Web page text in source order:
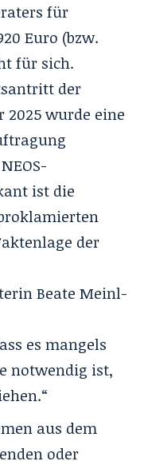
für
Euro (bzw.
für sich.
der
wurde eine
ist die
der
Beate Meinl-
es mangels
notwendig ist,
aus dem
oder